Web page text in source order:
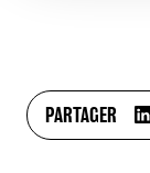
PARTAGER